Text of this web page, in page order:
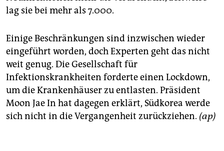
lag sie bei mehr als 7.000.
Einige Beschränkungen sind inzwischen wieder
eingeführt worden, doch Experten geht das nicht
weit genug. Die Gesellschaft für
Infektionskrankheiten forderte einen Lockdown,
um die Krankenhäuser zu entlasten. Präsident
Moon Jae In hat dagegen erklärt, Südkorea werde
sich nicht in die Vergangenheit zurückziehen. (ap)